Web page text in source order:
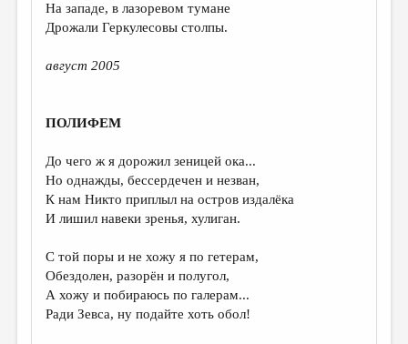
ЦИКЛЫ ПУБЛИКАЦИЙ
На западе, в лазоревом тумане
Дрожали Геркулесовы столпы.
август 2005
ПОЛИФЕМ
До чего ж я дорожил зеницей ока...
Но однажды, бессердечен и незван,
К нам Никто приплыл на остров издалёка
И лишил навеки зренья, хулиган.
С той поры и не хожу я по гетерам,
Обездолен, разорён и полугол,
А хожу и побираюсь по галерам...
Ради Зевса, ну подайте хоть обол!